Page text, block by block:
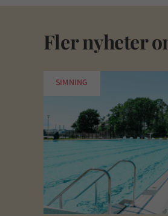
Fler nyheter
SIMNING